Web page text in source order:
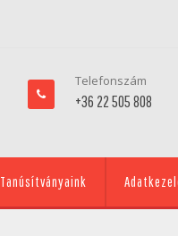
Telefonszám
+36 22 505 808
Tanúsítványaink